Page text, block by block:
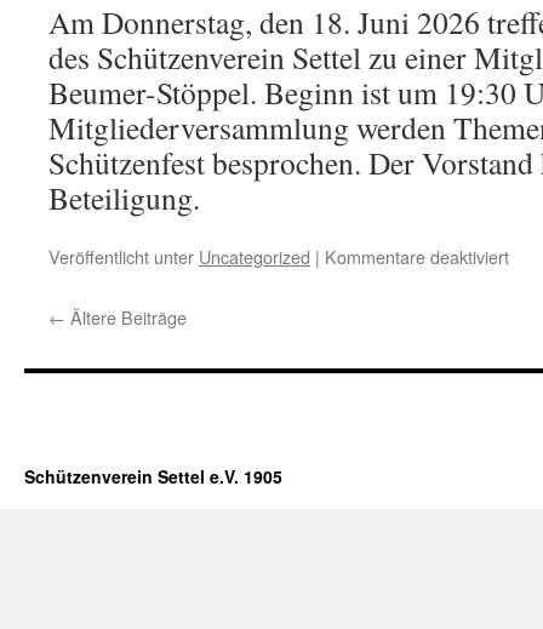
Am Donnerstag, den 18. Juni 2026
des Schützenverein Settel zu einer
Beumer-Stöppel. Beginn ist um 19:30
Mitgliederversammlung werden
Schützenfest besprochen. Der
Beteiligung.
Veröffentlicht unter Uncategorized | Kommentare deaktiviertfür
← Ältere Beiträge
Schützenverein Settel e.V. 1905